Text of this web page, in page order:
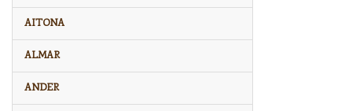
AITONA
ALMAR
ANDER